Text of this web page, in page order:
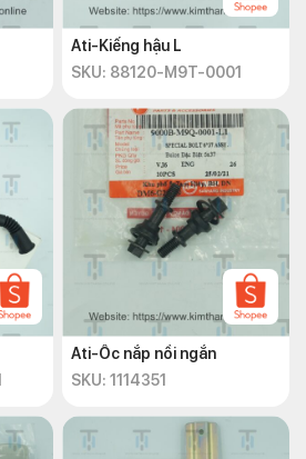
Ati-Kiếng hậu L
SKU: 88120-M9T-0001
Ati-Ốc nắp nồi ngắn
SKU: 1114351